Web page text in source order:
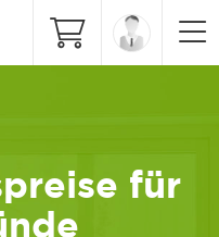
für